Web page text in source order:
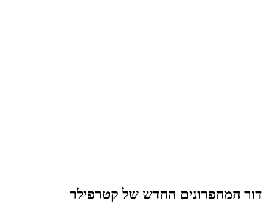
דור המחפרונים החדש של קטרפילר